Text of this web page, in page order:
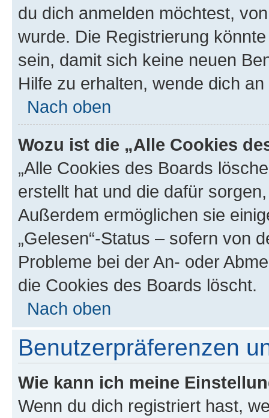
du dich anmelden möchtest,
wurde. Die Registrierung
sein, damit sich keine neuen
Hilfe zu erhalten, wende dich
Nach oben
Wozu ist die „Alle Cookies
„Alle Cookies des Boards
erstellt hat und die dafür
Außerdem ermöglichen sie
„Gelesen“-Status – sofern von
Probleme bei der An- oder
die Cookies des Boards löscht.
Nach oben
Benutzerpräferenzen
Wie kann ich meine
Wenn du dich registriert hast,